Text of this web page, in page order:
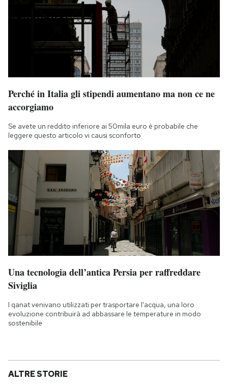
Perché in Italia gli stipendi aumentano ma non ce ne
accorgiamo
Se avete un reddito inferiore ai 50mila euro è probabile che
leggere questo articolo vi causi sconforto
Una tecnologia dell’antica Persia per raffreddare
Siviglia
I qanat venivano utilizzati per trasportare l'acqua, una loro
evoluzione contribuirà ad abbassare le temperature in modo
sostenibile
ALTRE STORIE